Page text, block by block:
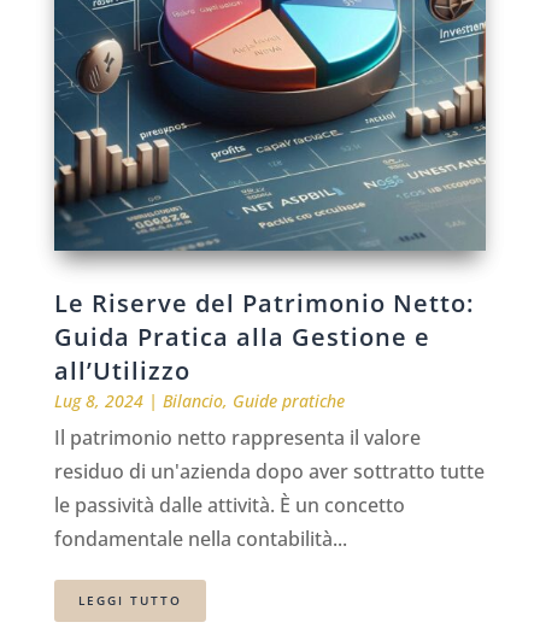
Le Riserve del Patrimonio Netto:
Guida Pratica alla Gestione e
all’Utilizzo
Lug 8, 2024| Bilancio, Guide pratiche
Il patrimonio netto rappresenta il valore
residuo di un'azienda dopo aver sottratto tutte
le passività dalle attività. È un concetto
fondamentale nella contabilità...
LEGGI TUTTO